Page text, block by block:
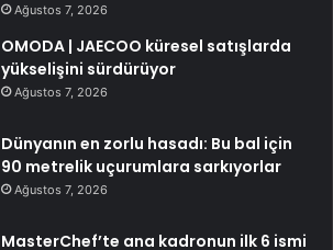
Ağustos 7, 2026
OMODA | JAECOO küresel satışlarda
yükselişini sürdürüyor
Ağustos 7, 2026
Dünyanın en zorlu hasadı: Bu bal için
90 metrelik uçurumlara sarkıyorlar
Ağustos 7, 2026
MasterChef’te ana kadronun ilk 6 ismi